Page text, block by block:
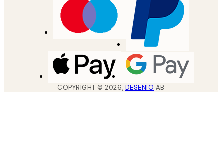
COPYRIGHT ©2026, DESENIO AB